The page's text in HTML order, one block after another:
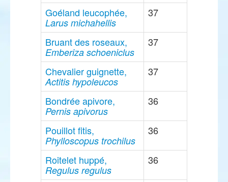
Goéland leucophée,
Larus michahellis
37
Bruant des roseaux,
Emberiza schoeniclus
37
Chevalier guignette,
Actitis hypoleucos
37
Bondrée apivore,
Pernis apivorus
36
Pouillot fitis,
Phylloscopus trochilus
36
Roitelet huppé,
Regulus regulus
36